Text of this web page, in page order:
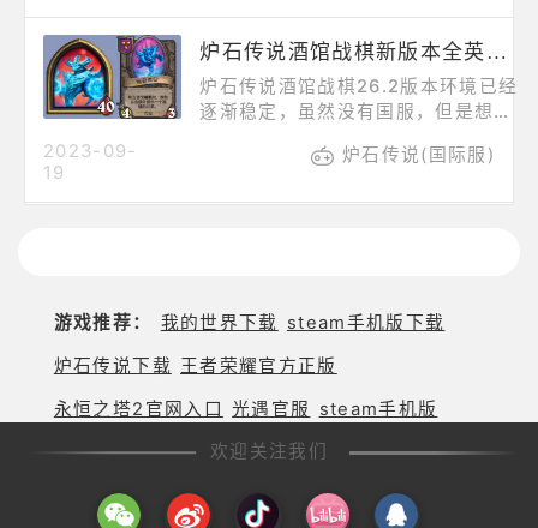
动技能
适配、操作思路等。【亚煞极】2
费：战斗开始时：召唤并获得一个你
当前等级的随机随从。俗称杀鸡，亚
雄，如果是想上分的朋友，那在有更
慎重考虑是否选择
炉石传说酒馆战棋新版本全英雄解析——齐恩瓦拉
炉石传说酒馆战棋26.2版本环境已经
逐渐稳定，虽然没有国服，但是想玩
玩不需要充值的酒馆战棋，接下来为
雪崩，因为作为纯依赖元素刷新的单
本元素的弱势，即使上到高本也没有
2023-09-
19
炉石传说(国际服)
游戏推荐： 我的世界下载 steam手机版下载
炉石传说下载 王者荣耀官方正版
永恒之塔2官网入口 光遇官服
steam手机版
欢迎关注我们